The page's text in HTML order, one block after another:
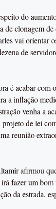
do
clonagem
vai orientar
de
é acabar com
a inflação
venha a
de lei
reunião
afirmou
fazer um
da estrada,